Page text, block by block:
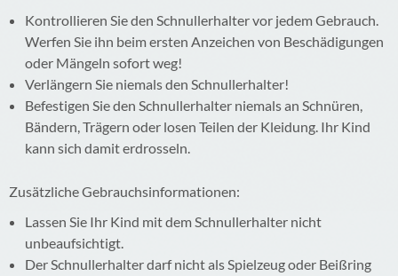
Kontrollieren Sie den Schnullerhalter vor jedem Gebrauch.
Werfen Sie ihn beim ersten Anzeichen von Beschädigungen
oder Mängeln sofort weg!
Verlängern Sie niemals den Schnullerhalter!
Befestigen Sie den Schnullerhalter niemals an Schnüren,
Bändern, Trägern oder losen Teilen der Kleidung. Ihr Kind
kann sich damit erdrosseln.
Zusätzliche Gebrauchsinformationen:
Lassen Sie Ihr Kind mit dem Schnullerhalter nicht
unbeaufsichtigt.
Der Schnullerhalter darf nicht als Spielzeug oder Beißring